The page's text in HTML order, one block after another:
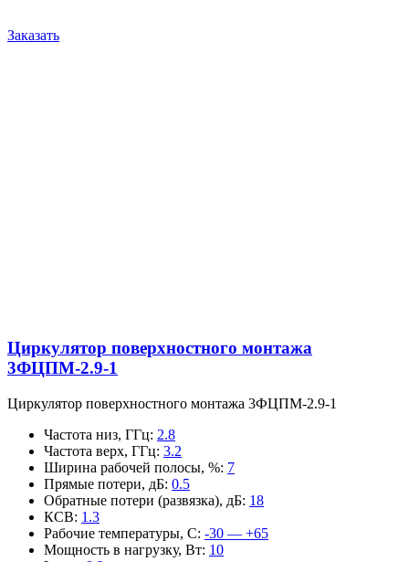
Заказать
Циркулятор поверхностного монтажа
3ФЦПМ-2.9-1
Циркулятор поверхностного монтажа 3ФЦПМ-2.9-1
Частота низ, ГГц: 2.8
Частота верх, ГГц: 3.2
Ширина рабочей полосы, %: 7
Прямые потери, дБ: 0.5
Обратные потери (развязка), дБ: 18
КСВ: 1.3
Рабочие температуры, С: -30 — +65
Мощность в нагрузку, Вт: 10